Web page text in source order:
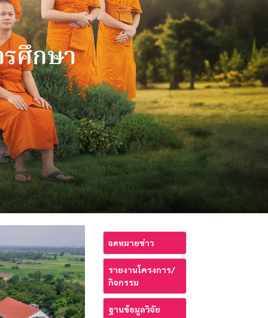
ศึกษา
จดหมายข่าว
รายงานโครงการ/
กิจกรรม
ฐานข้อมูลวิจัย